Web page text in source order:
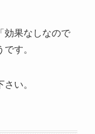
効果なしなので
す。
い。